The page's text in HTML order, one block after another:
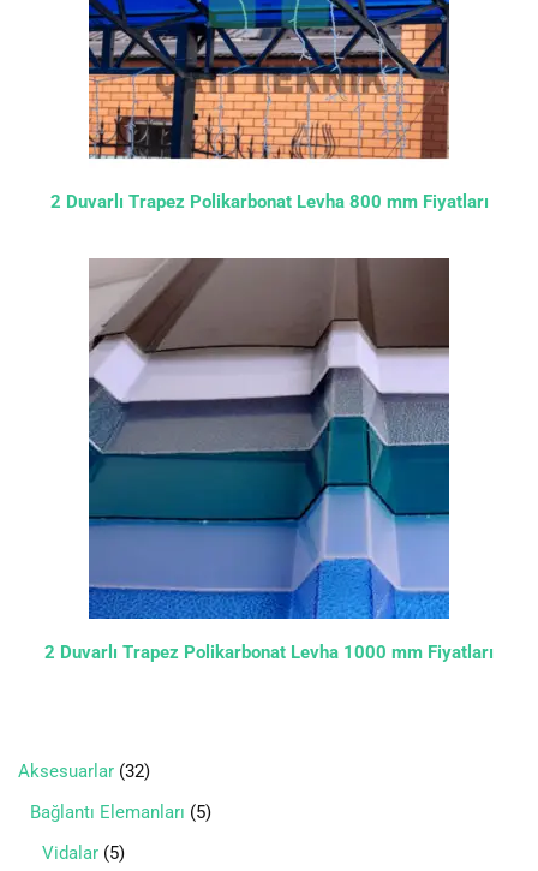
2 Duvarlı Trapez Polikarbonat Levha 800 mm Fiyatları
2 Duvarlı Trapez Polikarbonat Levha 1000 mm Fiyatları
Aksesuarlar 32
Bağlantı Elemanları
5
Vidalar 5